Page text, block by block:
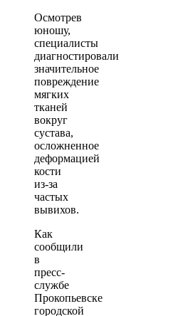
Осмотрев
юношу,
специалисты
диагностировали
значительное
повреждение
мягких
тканей
вокруг
сустава,
осложненное
деформацией
кости
из-за
частых
вывихов.
Как
сообщили
в
пресс-
службе
Прокопьевске
городской